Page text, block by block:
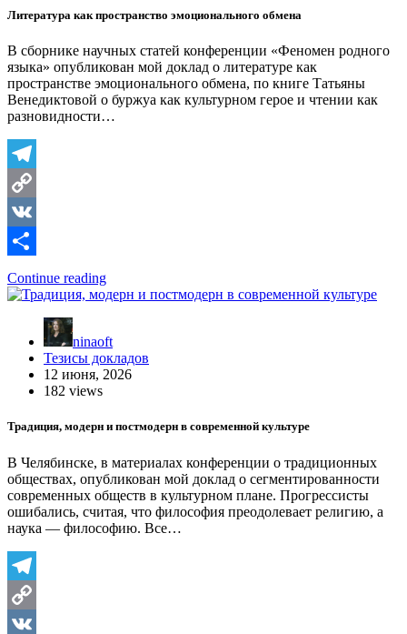
Литература как пространство эмоционального обмена
В сборнике научных статей конференции «Феномен родного
языка» опубликован мой доклад о литературе как
пространстве эмоционального обмена, по книге Татьяны
Венедиктовой о буржуа как культурном герое и чтении как
разновидности…
Telegram
Copy
Link
VK
Отправить
Continue reading
ninaoft
Тезисы докладов
12 июня, 2026
182 views
Традиция, модерн и постмодерн в современной культуре
В Челябинске, в материалах конференции о традиционных
обществах, опубликован мой доклад о сегментированности
современных обществ в культурном плане. Прогрессисты
ошибались, считая, что философия преодолевает религию, а
наука — философию. Все…
Telegram
Copy